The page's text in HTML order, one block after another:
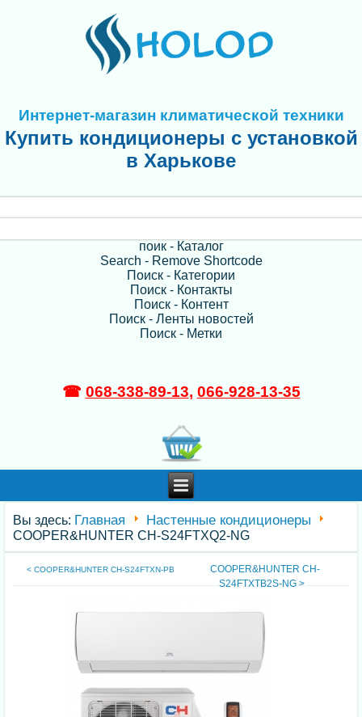
Интернет-магазин климатической техники
Купить кондиционеры с установкой
в Харькове
поик - Каталог
Search - Remove Shortcode
Поиск - Категории
Поиск - Контакты
Поиск - Контент
Поиск - Ленты новостей
Поиск - Метки
☎ 068-338-89-13, 066-928-13-35
Вы здесь: Главная Настенные кондиционеры
COOPER&HUNTER CH-S24FTXQ2-NG
< COOPER&HUNTER CH-S24FTXN-PB
COOPER&HUNTER CH-
S24FTXTB2S-NG >